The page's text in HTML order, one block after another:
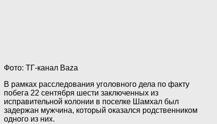
Фото: ТГ-канал Baza
В рамках расследования уголовного дела по факту
побега 22 сентября шести заключенных из
исправительной колонии в поселке Шамхал был
задержан мужчина, который оказался родственником
одного из них.